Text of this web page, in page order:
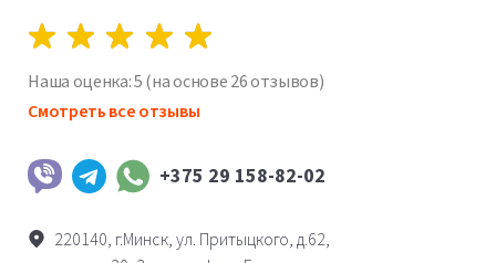
Наша оценка:5(на основе26отзывов)
Смотреть все отзывы
+375 29 158-82-02
220140, г.Минск, ул. Притыцкого, д.62,